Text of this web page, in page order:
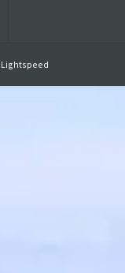
Lightspeed